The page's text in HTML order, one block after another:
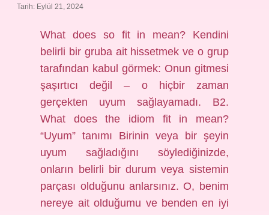
Tarih: Eylül 21, 2024
What does so fit in mean? Kendini
belirli bir gruba ait hissetmek ve o grup
tarafından kabul görmek: Onun gitmesi
şaşırtıcı değil – o hiçbir zaman
gerçekten uyum sağlayamadı. B2.
What does the idiom fit in mean?
“Uyum” tanımı Birinin veya bir şeyin
uyum sağladığını söylediğinizde,
onların belirli bir durum veya sistemin
parçası olduğunu anlarsınız. O, benim
nereye ait olduğumu ve benden en iyi